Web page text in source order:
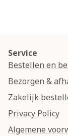
Service
Bestellen en
Bezorgen &
Zakelijk
Privacy Policy
Algemene